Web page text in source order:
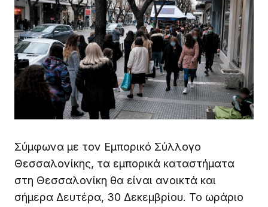
Σύμφωνα με τον Εμπορικό Σύλλογο
Θεσσαλονίκης, τα εμπορικά καταστήματα
στη Θεσσαλονίκη θα είναι ανοικτά και
σήμερα Δευτέρα, 30 Δεκεμβρίου. Το ωράριο